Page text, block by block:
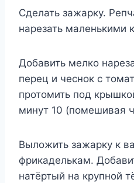
Сделать зажарку.
нарезать маленькими
Добавить мелко
перец и чеснок с
протомить под
минут 10 (помешивая
Выложить зажарку к
фрикаделькам.
натёртый на крупной